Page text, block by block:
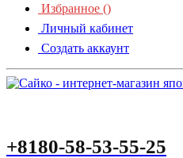
Избранное ()
Личный кабинет
Создать аккаунт
+8180-58-53-55-25